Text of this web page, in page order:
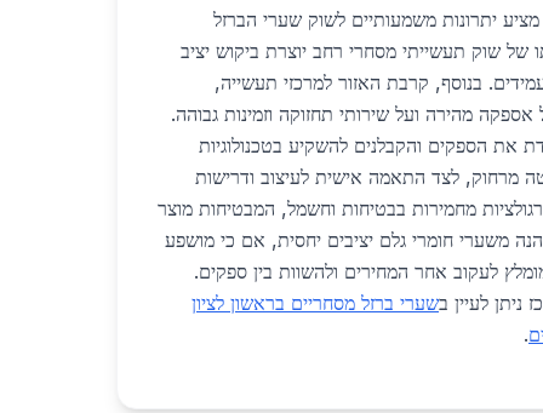
יתרונות משמעותיים לשוק שערי הברזל
של שוק תעשייתי מסחרי רחב יוצרת ביקוש יציב
בנוסף, קרבת האזור למרכזי תעשייה,
מהירה ועל שירותי תחזוקה וזמינות גבוהה.
את הספקים והקבלנים להשקיע בטכנולוגיות
מרחוק, לצד התאמה אישית לעיצוב ודרישות
מחמירות בבטיחות וחשמל, המבטיחות מוצר
משערי חומרי גלם יציבים יחסית, אם כי מושפע
לעקוב אחר המחירים ולהשוות בין ספקים.
ניתן לעיין בשערי ברזל מסחריים בראשון לציון
.